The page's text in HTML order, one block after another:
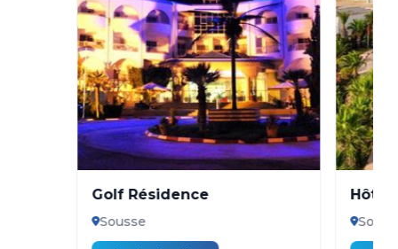
Golf Résidence
Sousse
Hôtel
Park